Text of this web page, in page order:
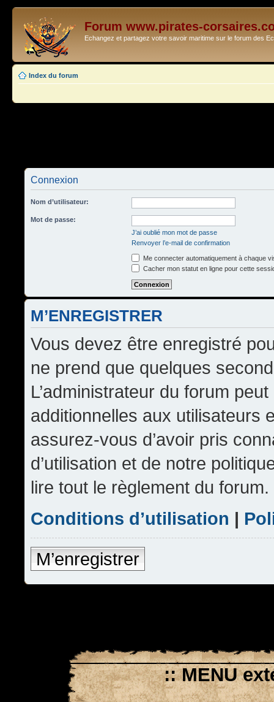
Forum www.pirates-
Echangez et partagez votre savoir maritime sur le forum des
Index du forum
Connexion
Nom d’utilisateur:
Mot de passe:
J’ai oublié mon mot de passe
Renvoyer l’e-mail de confirmation
Me connecter automatiquement à chaque
Cacher mon statut en ligne pour cette
M’ENREGISTRER
Vous devez être enregistré
ne prend que quelques
L’administrateur du forum
additionnelles aux utilisateurs
assurez-vous d’avoir pris
d’utilisation et de notre
lire tout le règlement du forum.
Conditions d’utilisation |
M’enregistrer
:: MENU